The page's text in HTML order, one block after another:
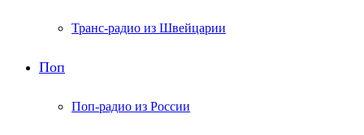
Транс-радио из Швейцарии
Поп
Поп-радио из России